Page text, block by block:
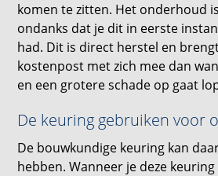
komen te zitten. Het onderhoud
ondanks dat je dit in eerste
had. Dit is direct herstel en
kostenpost met zich mee dan
en een grotere schade op gaat
De keuring gebruiken voor
De bouwkundige keuring kan
hebben. Wanneer je deze